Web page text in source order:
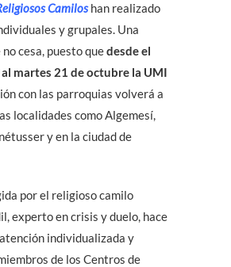
Camilos han realizado
y grupales. Una
cesa, puesto quedesde el
martes 21 de octubre la UMI
con las parroquias volverá a
localidades como Algemesí,
y en la ciudad de
por el religioso camilo
experto en crisis y duelo, hace
individualizada y
de los Centros de